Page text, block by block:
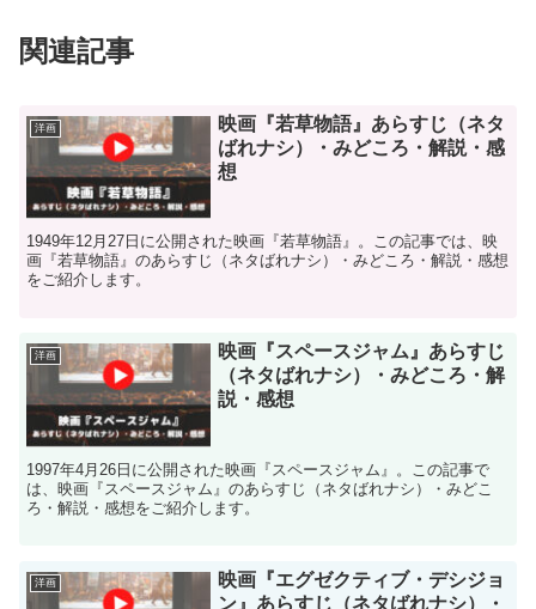
関連記事
洋画
映画『若草物語』あらすじ（ネタ
ばれナシ）・みどころ・解説・感
想
1949年12月27日に公開された映画『若草物語』。この記事では、映
画『若草物語』のあらすじ（ネタばれナシ）・みどころ・解説・感想
をご紹介します。
洋画
映画『スペースジャム』あらすじ
（ネタばれナシ）・みどころ・解
説・感想
1997年4月26日に公開された映画『スペースジャム』。この記事で
は、映画『スペースジャム』のあらすじ（ネタばれナシ）・みどこ
ろ・解説・感想をご紹介します。
洋画
映画『エグゼクティブ・デシジョ
ン』あらすじ（ネタばれナシ）・